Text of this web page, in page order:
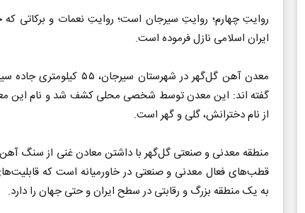
روایتِ چهارم؛ روایتِ سیرجان است؛ روایتِ نعمات و برکاتی
ایران اسلامی نازل فرموده است.
معدن آهن گل‌گهر در شهرستان
گفته اند: این معدن توسط شخصی محلی کشف شد و نام این
از نام دخترانش، گلی و گهر است.
منطقه معدنی و صنعتی گل‌گهر با داشتن معادن غنی از سنگ
قطب‌های فعال معدنی و صنعتی در خاورمیانه است که
به یک منطقه بزرگ و رقابتی در سطح ایران و حتی جهان را دارد.